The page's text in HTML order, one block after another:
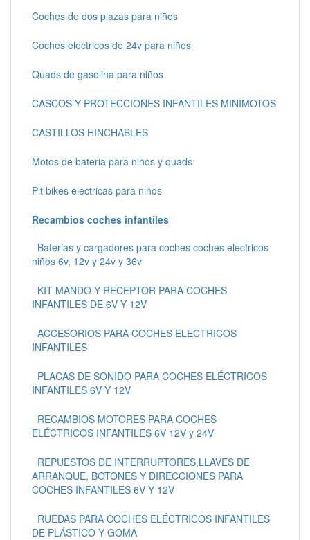
Coches de dos plazas para niños
Coches electricos de 24v para niños
Quads de gasolina para niños
CASCOS Y PROTECCIONES INFANTILES MINIMOTOS
CASTILLOS HINCHABLES
Motos de bateria para niños y quads
Pit bikes electricas para niños
Recambios coches infantiles
Baterias y cargadores para coches coches electricos
niños 6v, 12v y 24v y 36v
KIT MANDO Y RECEPTOR PARA COCHES
INFANTILES DE 6V Y 12V
ACCESORIOS PARA COCHES ELECTRICOS
INFANTILES
PLACAS DE SONIDO PARA COCHES ELÉCTRICOS
INFANTILES 6V Y 12V
RECAMBIOS MOTORES PARA COCHES
ELÉCTRICOS INFANTILES 6V 12V y 24V
REPUESTOS DE INTERRUPTORES,LLAVES DE
ARRANQUE, BOTONES Y DIRECCIONES PARA
COCHES INFANTILES 6V Y 12V
RUEDAS PARA COCHES ELÉCTRICOS INFANTILES
DE PLÁSTICO Y GOMA